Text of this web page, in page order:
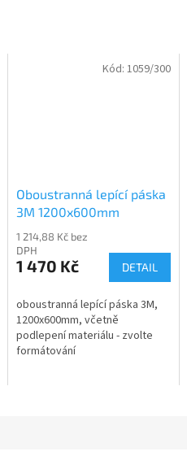
Oboustranná lepící páska
3M 1200x600mm
1 214,88 Kč bez
DPH
1 470 Kč DETAIL
oboustranná lepící páska 3M,
1200x600mm, včetně
podlepení materiálu - zvolte
formátování
Kód: 1059/300